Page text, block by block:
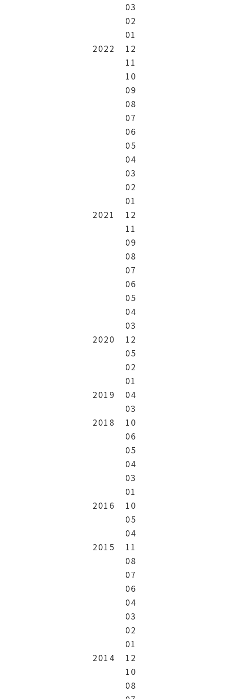
03
02
01
2022
12
11
10
09
08
07
06
05
04
03
02
01
2021
12
11
09
08
07
06
05
04
03
2020
12
05
02
01
2019
04
03
2018
10
06
05
04
03
01
2016
10
05
04
2015
11
08
07
06
04
03
02
01
2014
12
10
08